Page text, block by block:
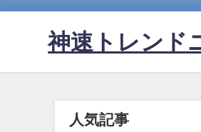
神速トレンド
人気記事